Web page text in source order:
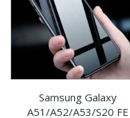
Samsung Galaxy
A51/A52/A53/S20 FE